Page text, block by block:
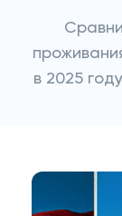
в 2025